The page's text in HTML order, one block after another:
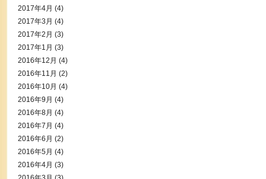
2017年4月 (4)
2017年3月 (4)
2017年2月 (3)
2017年1月 (3)
2016年12月 (4)
2016年11月 (2)
2016年10月 (4)
2016年9月 (4)
2016年8月 (4)
2016年7月 (4)
2016年6月 (2)
2016年5月 (4)
2016年4月 (3)